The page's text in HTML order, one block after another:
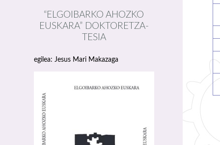
“ELGOIBARKO AHOZKO
EUSKARA” DOKTORETZA-
TESIA
egilea: Jesus Mari Makazaga